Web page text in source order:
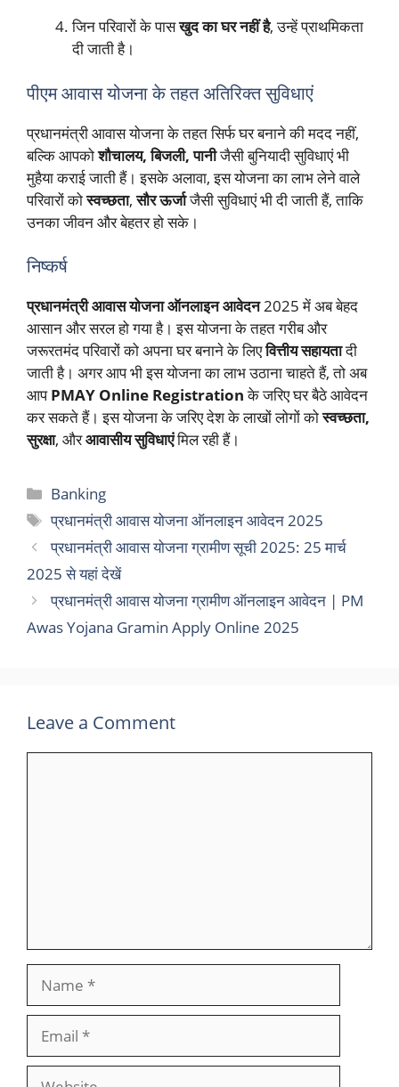
जिन परिवारों के पासखुद का घर नहीं है, उन्हें प्राथमिकता
दी जाती है।
पीएम आवास योजना के तहत अतिरिक्त सुविधाएं
प्रधानमंत्री आवास योजना के तहत सिर्फ घर बनाने की मदद नहीं,
बल्कि आपकोशौचालय, बिजली, पानीजैसी बुनियादी सुविधाएं भी
मुहैया कराई जाती हैं। इसके अलावा, इस योजना का लाभ लेने वाले
परिवारों कोस्वच्छता,सौर ऊर्जाजैसी सुविधाएं भी दी जाती हैं, ताकि
उनका जीवन और बेहतर हो सके।
निष्कर्ष
प्रधानमंत्री आवास योजना ऑनलाइन आवेदन2025 में अब बेहद
आसान और सरल हो गया है। इस योजना के तहत गरीब और
जरूरतमंद परिवारों को अपना घर बनाने के लिएवित्तीय सहायतादी
जाती है। अगर आप भी इस योजना का लाभ उठाना चाहते हैं, तो अब
आपPMAY Online Registrationके जरिए घर बैठे आवेदन
कर सकते हैं। इस योजना के जरिए देश के लाखों लोगों कोस्वच्छता,
सुरक्षा, औरआवासीय सुविधाएंमिल रही हैं।
Categories
Banking
Tags
प्रधानमंत्री आवास योजना ऑनलाइन आवेदन 2025
प्रधानमंत्री आवास योजना ग्रामीण सूची 2025: 25 मार्च
2025 से यहां देखें
प्रधानमंत्री आवास योजना ग्रामीण ऑनलाइन आवेदन | PM
Awas Yojana Gramin Apply Online 2025
Leave a Comment
Website